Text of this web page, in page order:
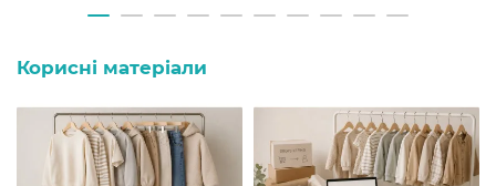
Корисні матеріали